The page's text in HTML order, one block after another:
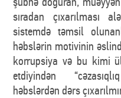
sıradan çıxarılması
sistemdə təmsil
həbslərin motivinin
korrupsiya və bu kimi
etdiyindən
həbslərdən dərs